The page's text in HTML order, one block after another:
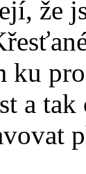
že
ku
a